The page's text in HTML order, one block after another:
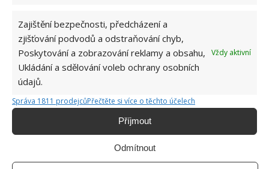
Zajištění bezpečnosti, předcházení a
zjišťování podvodů a odstraňování chyb,
Poskytování a zobrazování reklamy a obsahu,
Ukládání a sdělování voleb ochrany osobních
údajů.
Vždy aktivní
Správa 1811 prodejcůPřečtěte si více o těchto účelech
Příjmout
Odmítnout